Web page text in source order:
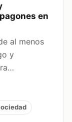
en
al menos
y